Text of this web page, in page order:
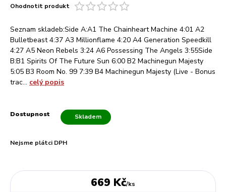
Ohodnotit produkt
Seznam skladeb:Side A:A1 The Chainheart Machine 4:01 A2
Bulletbeast 4:37 A3 Millionflame 4:20 A4 Generation Speedkill
4:27 A5 Neon Rebels 3:24 A6 Possessing The Angels 3:55Side
B:B1 Spirits Of The Future Sun 6:00 B2 Machinegun Majesty
5:05 B3 Room No. 99 7:39 B4 Machinegun Majesty (Live - Bonus
trac... celý popis
Dostupnost Skladem
Nejsme plátci DPH
669 Kč/ks